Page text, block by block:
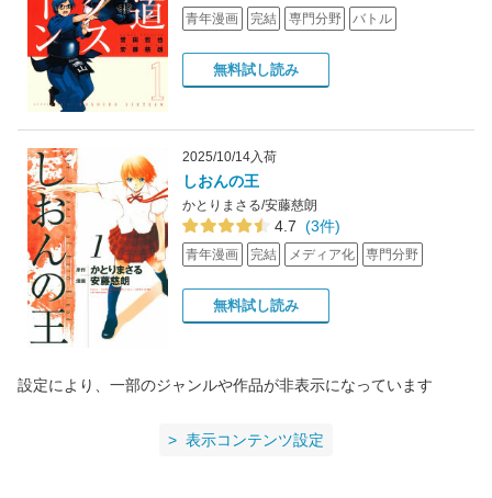
青年漫画 完結 専門分野 バトル
無料試し読み
2025/10/14入荷
しおんの王
かとりまさる/安藤慈朗
4.7 (3件)
青年漫画 完結 メディア化 専門分野
無料試し読み
設定により、一部のジャンルや作品が非表示になっています
表示コンテンツ設定